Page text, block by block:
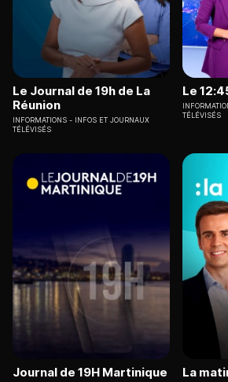
Le Journal de 19h de La
Réunion
INFORMATIONS
INFOS ET JOURNAUX
TÉLÉVISÉS
Le
TÉLÉVISÉS
Journal de 19H Martinique La